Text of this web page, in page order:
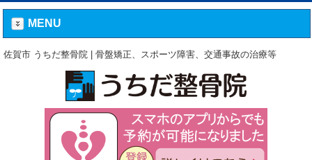
MENU
佐賀市 うちだ整骨院 | 骨盤矯正、スポーツ障害、交通事故の治療等